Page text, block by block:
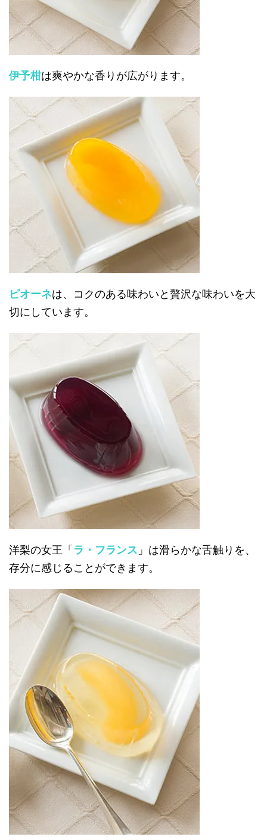
伊予柑は爽やかな香りが広がります。
ピオーネは、コクのある味わいと贅沢な味わいを大
切にしています。
洋梨の女王「 ラ・フランス 」は滑らかな舌触りを、
存分に感じることができます。